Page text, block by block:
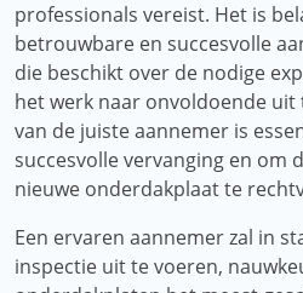
professionals vereist. Het is
betrouwbare en succesvolle
die beschikt over de nodige
het werk naar onvoldoende uit
van de juiste aannemer is
succesvolle vervanging en om
nieuwe onderdakplaat te
Een ervaren aannemer zal in
inspectie uit te voeren,